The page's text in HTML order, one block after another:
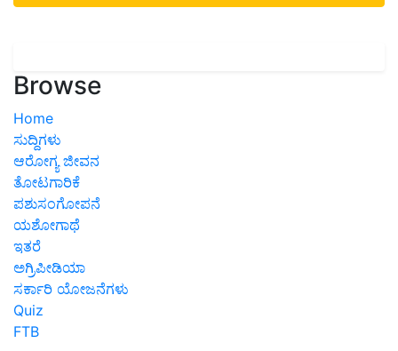
Browse
Home
ಸುದ್ದಿಗಳು
ಆರೋಗ್ಯ ಜೀವನ
ತೋಟಗಾರಿಕೆ
ಪಶುಸಂಗೋಪನೆ
ಯಶೋಗಾಥೆ
ಇತರೆ
ಅಗ್ರಿಪೀಡಿಯಾ
ಸರ್ಕಾರಿ ಯೋಜನೆಗಳು
Quiz
FTB